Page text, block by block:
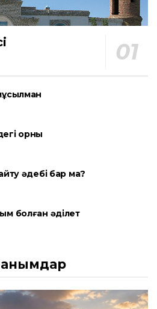
орны
әдебі бар ма?
болған әділет